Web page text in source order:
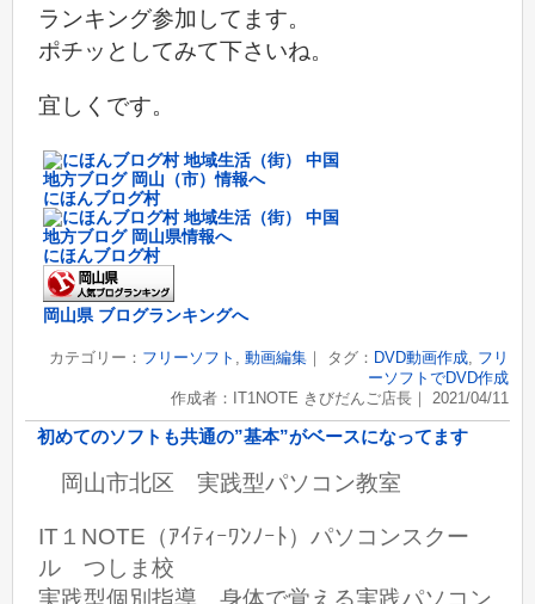
ランキング参加してます。
ポチッとしてみて下さいね。
宜しくです。
にほんブログ村
にほんブログ村
岡山県 ブログランキングへ
カテゴリー： フリーソフト , 動画編集｜ タグ： DVD動画作成, フリ
ーソフトでDVD作成
作成者：IT1NOTE きびだんご店長｜ 2021/04/11
初めてのソフトも共通の”基本”がベースになってます
岡山市北区 実践型パソコン教室
IT１NOTE（ｱｲﾃｨｰﾜﾝﾉｰﾄ）パソコンスクー
ル つしま校
実践型個別指導 身体で覚える実践パソコン